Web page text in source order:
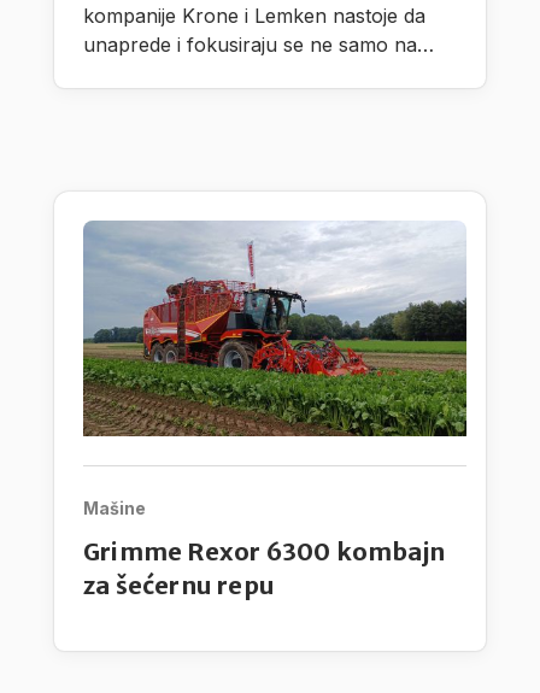
kompanije Krone i Lemken nastoje da
unaprede i fokusiraju se ne samo na
Mašine
Grimme Rexor 6300 kombajn
za šećernu repu